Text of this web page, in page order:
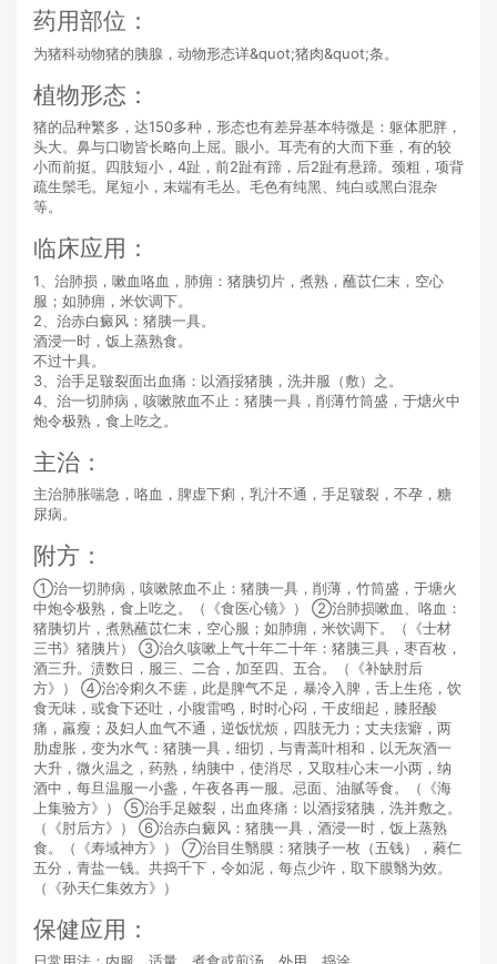
药用部位：
为猪科动物猪的胰腺，动物形态详&quot;猪肉&quot;条。
植物形态：
猪的品种繁多，达150多种，形态也有差异基本特微是：躯体肥胖，
头大。鼻与口吻皆长略向上屈。眼小。耳壳有的大而下垂，有的较
小而前挺。四肢短小，4趾，前2趾有蹄，后2趾有悬蹄。颈粗，项背
疏生鬃毛。尾短小，末端有毛丛。毛色有纯黑、纯白或黑白混杂
等。
临床应用：
1、治肺损，嗽血咯血，肺痈：猪胰切片，煮熟，蘸苡仁末，空心
服；如肺痈，米饮调下。
2、治赤白癜风：猪胰一具。
酒浸一时，饭上蒸熟食。
不过十具。
3、治手足皲裂面出血痛：以酒挼猪胰，洗并服（敷）之。
4、治一切肺病，咳嗽脓血不止：猪胰一具，削薄竹筒盛，于煻火中
炮令极熟，食上吃之。
主治：
主治肺胀喘急，咯血，脾虚下痢，乳汁不通，手足皲裂，不孕，糖
尿病。
附方：
①治一切肺病，咳嗽脓血不止：猪胰一具，削薄，竹筒盛，于塘火
中炮令极熟，食上吃之。（《食医心镜》） ②治肺损嗽血、咯血：
猪胰切片，煮熟蘸苡仁末，空心服；如肺痈，米饮调下。（《士材
三书》猪胰片） ③治久咳嗽上气十年二十年：猪胰三具，枣百枚，
酒三升。渍数日，服三、二合，加至四、五合。（《补缺肘后
方》） ④治冷痢久不瘥，此是脾气不足，暴冷入脾，舌上生疮，饮
食无味，或食下还吐，小腹雷鸣，时时心闷，干皮细起，膝胫酸
痛，羸瘦；及妇人血气不通，逆饭忧烦，四肢无力；丈夫痃癖，两
肋虚胀，变为水气：猪胰一具，细切，与青蒿叶相和，以无灰酒一
大升，微火温之，药熟，纳胰中，使消尽，又取桂心末一小两，纳
酒中，每旦温服一小盏，午夜各再一服。忌面、油腻等食。（《海
上集验方》） ⑤治手足皴裂，出血疼痛：以酒挼猪胰，洗并敷之。
（《肘后方》） ⑥治赤白癜风：猪胰一具，酒浸一时，饭上蒸熟
食。（《寿域神方》） ⑦治目生翳膜：猪胰子一枚（五钱），蕤仁
五分，青盐一钱。共捣千下，令如泥，每点少许，取下膜翳为效。
（《孙天仁集效方》）
保健应用：